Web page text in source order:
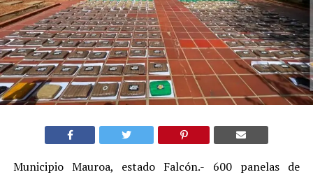
Municipio Mauroa, estado Falcón.- 600 panelas de